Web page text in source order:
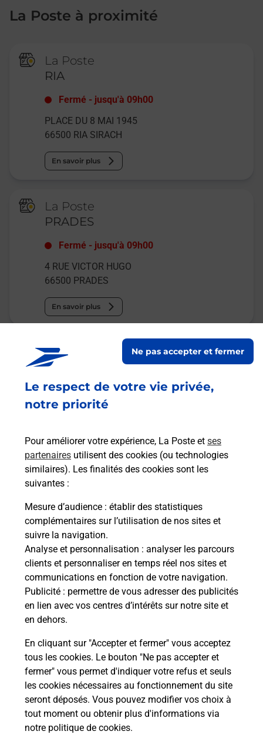
Le respect de votre vie privée,
notre priorité
Pour améliorer votre expérience, La Poste et ses
partenaires utilisent des cookies (ou technologies
similaires). Les finalités des cookies sont les
suivantes :
Mesure d’audience : établir des statistiques
complémentaires sur l’utilisation de nos sites et
suivre la navigation.
Analyse et personnalisation : analyser les parcours
clients et personnaliser en temps réel nos sites et
communications en fonction de votre navigation.
Publicité : permettre de vous adresser des publicités
en lien avec vos centres d’intérêts sur notre site et
en dehors.
En cliquant sur "Accepter et fermer" vous acceptez
tous les cookies. Le bouton "Ne pas accepter et
fermer" vous permet d'indiquer votre refus et seuls
les cookies nécessaires au fonctionnement du site
seront déposés. Vous pouvez modifier vos choix à
tout moment ou obtenir plus d'informations via
notre politique de cookies.
Ne pas accepter et fermer
La Poste à proximité
La Poste
RIA
Fermé - jusqu'à 09h00
PLACE DU 8 MAI 1945
66500 RIA SIRACH
En savoir plus
La Poste
PRADES
Fermé - jusqu'à 09h00
4 RUE VICTOR HUGO
66500 PRADES
En savoir plus
Malin !
La Poste
en ligne
En savoir plus
Questions fréquemment posées
Quel réseau utilise La Poste Mobile ?
Est-ce que je peux garder mon
numéro de mobile gratuitement ?
Est-ce que je peux bénéficier de la 5G
avec La Poste Mobile ?
Est-ce que je peux utiliser mon forfait